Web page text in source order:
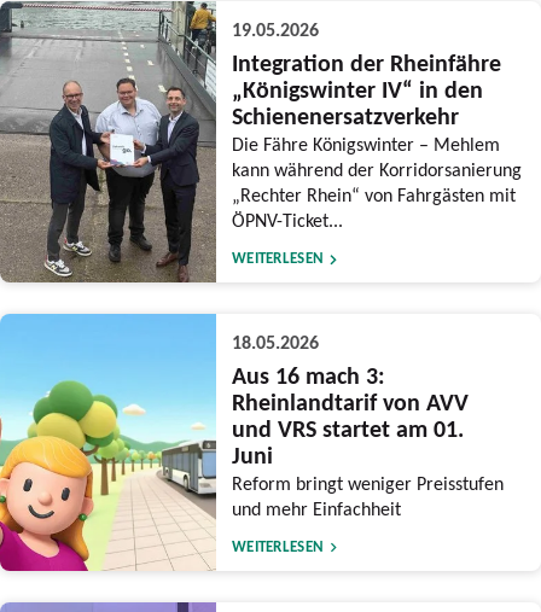
19.05.2026
Integration der Rheinfähre
„Königswinter IV“ in den
Schienenersatzverkehr
Die Fähre Königswinter – Mehlem
kann während der Korridorsanierung
„Rechter Rhein“ von Fahrgästen mit
ÖPNV-Ticket...
WEITERLESEN
18.05.2026
Aus 16 mach 3:
Rheinlandtarif von AVV
und VRS startet am 01.
Juni
Reform bringt weniger Preisstufen
und mehr Einfachheit
WEITERLESEN